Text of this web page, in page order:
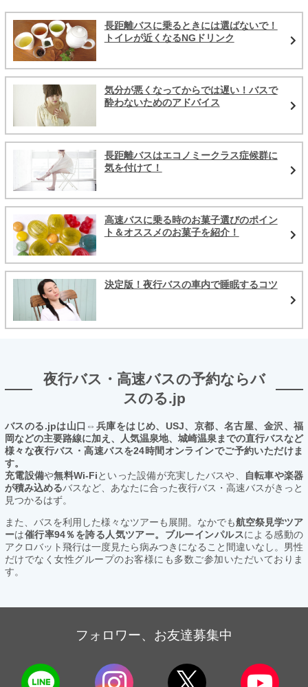
長距離バスに乗るときには選ばないで！
トイレが近くなるNGドリンク
気分が悪くなってからでは遅い！バスで
酔わないためのアドバイス
長距離バスはエコノミークラス症候群に
気を付けて！
高速バスに乗る時のお菓子選びのポイン
ト＆オススメのお菓子を紹介！
決定版！夜行バスの車内で睡眠するコツ
夜行バス・高速バスの予約ならバ
スのる.jp
バスのる.jpは山口⇔兵庫をはじめ、USJ、京都、名古屋、金沢、福
岡などの主要路線に加え、人気温泉地、城崎温泉までの直行バスなど
様々な夜行バス・高速バスを24時間オンラインでご予約いただけま
す。
充電設備や無料Wi-Fiといった設備が充実したバスや、
自転車や楽器
が積み込めるバスなど、あなたに合った夜行バス・高速バスがきっと
見つかるはず。
また、バスを利用した様々なツアーも展開。なかでも航空祭見学ツア
ーは催行率94％を誇る人気ツアー。ブルーインパルスによる感動の
アクロバット飛行は一度見たら病みつきになること間違いなし。男性
だけでなく女性グループのお客様にも多数ご参加いただいておりま
す。
フォロワー、お友達募集中